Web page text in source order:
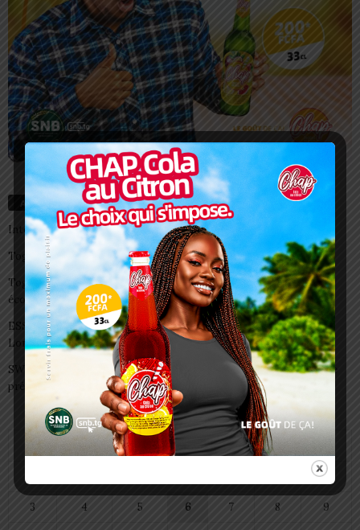
Articles récents
Interclubs CAF: ASCK et ASKO face à deux gros morceaux
Togo/ Boissons énergisantes: l’État tire la sonnette d’alarme
Togo/ Rentrée scolaire 2026-2027: consultez la liste officielle des
écoles autorisées
ESSAL 2026 : les admissibles convoqués pour la visite médicale à
Lomé
SWEDD+ Togo / ECOLE DE LA CHANCE : les maitres-artisans se
préparent à transmettre
août 2026
L M M V S
2
3 4 5 6 7 8 9